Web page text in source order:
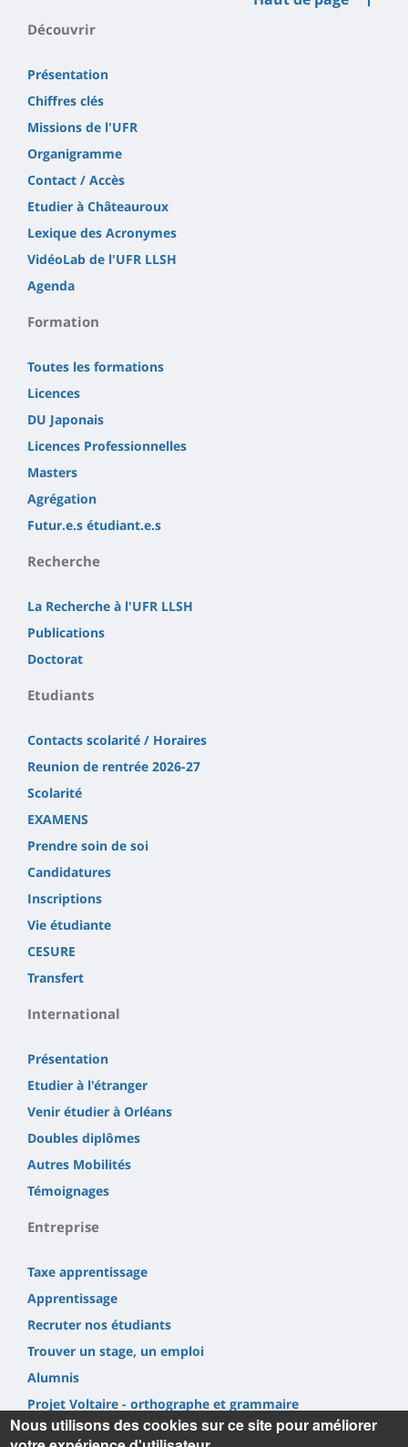
Découvrir
Présentation
Chiffres clés
Missions de l'UFR
Organigramme
Contact / Accès
Etudier à Châteauroux
Lexique des Acronymes
VidéoLab de l'UFR LLSH
Agenda
Formation
Toutes les formations
Licences
DU Japonais
Licences Professionnelles
Masters
Agrégation
Futur.e.s étudiant.e.s
Recherche
La Recherche à l'UFR LLSH
Publications
Doctorat
Etudiants
Contacts scolarité / Horaires
Reunion de rentrée 2026-27
Scolarité
EXAMENS
Prendre soin de soi
Candidatures
Inscriptions
Vie étudiante
CESURE
Transfert
International
Présentation
Etudier à l'étranger
Venir étudier à Orléans
Doubles diplômes
Autres Mobilités
Témoignages
Entreprise
Taxe apprentissage
Apprentissage
Recruter nos étudiants
Trouver un stage, un emploi
Alumnis
Projet Voltaire - orthographe et grammaire
Nous utilisons des cookies sur ce site pour améliorer